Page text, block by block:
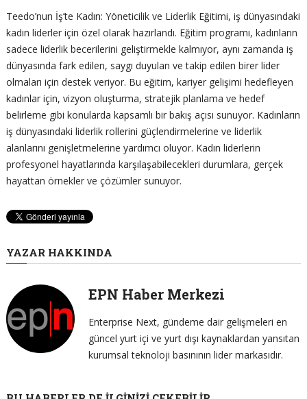
Teedo’nun İş’te Kadın: Yöneticilik ve Liderlik Eğitimi, iş dünyasındaki
kadın liderler için özel olarak hazırlandı. Eğitim programı, kadınların
sadece liderlik becerilerini geliştirmekle kalmıyor, aynı zamanda iş
dünyasında fark edilen, saygı duyulan ve takip edilen birer lider
olmaları için destek veriyor. Bu eğitim, kariyer gelişimi hedefleyen
kadınlar için, vizyon oluşturma, stratejik planlama ve hedef
belirleme gibi konularda kapsamlı bir bakış açısı sunuyor. Kadınların
iş dünyasındaki liderlik rollerini güçlendirmelerine ve liderlik
alanlarını genişletmelerine yardımcı oluyor. Kadın liderlerin
profesyonel hayatlarında karşılaşabilecekleri durumlara, gerçek
hayattan örnekler ve çözümler sunuyor.
YAZAR HAKKINDA
EPN Haber Merkezi
Enterprise Next, gündeme dair gelişmeleri en
güncel yurt içi ve yurt dışı kaynaklardan yansıtan
kurumsal teknoloji basınının lider markasıdır.